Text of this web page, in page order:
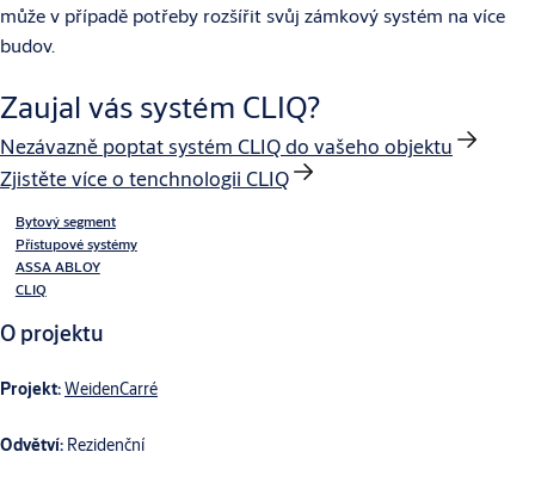
může v případě potřeby rozšířit svůj zámkový systém na více
budov.
Zaujal vás systém CLIQ?
Nezávazně poptat systém CLIQ do vašeho objektu
Zjistěte více o tenchnologii CLIQ
Bytový segment
Přístupové systémy
ASSA ABLOY
CLIQ
O projektu
Projekt:WeidenCarré
Odvětví: Rezidenční